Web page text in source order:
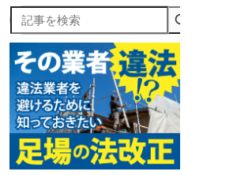
記事を検索